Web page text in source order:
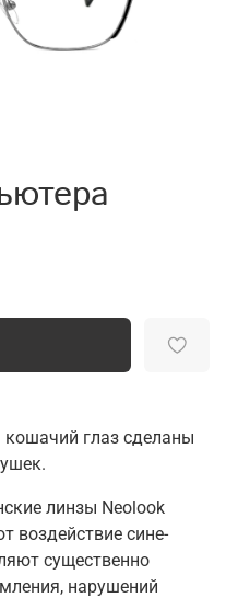
глаз сделаны
линзы Neolook
воздействие сине-
существенно
нарушений